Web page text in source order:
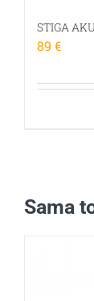
STIGA
89 €
Sama